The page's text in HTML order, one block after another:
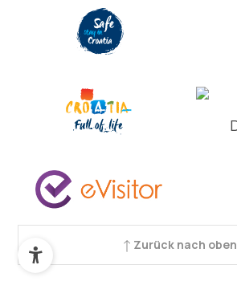
Zurück nach oben